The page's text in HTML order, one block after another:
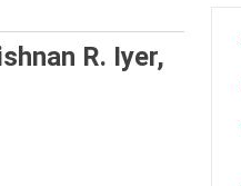
R. Iyer,